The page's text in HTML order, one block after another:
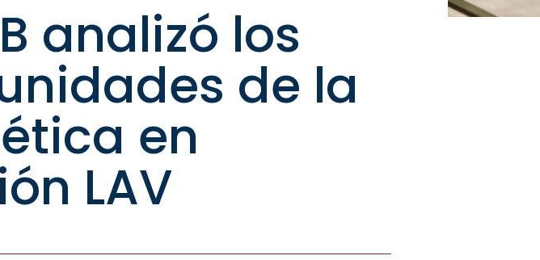
analizó los
de la
en
LAV